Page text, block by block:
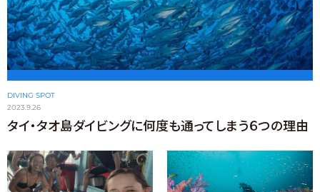
DIVING SPOT
2023.9.26
タイ・タオ島ダイビングに何度も通ってしまう６つの理由